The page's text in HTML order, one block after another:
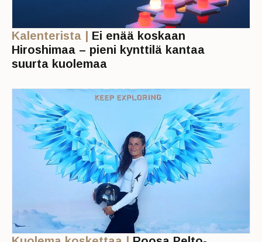
Kalenterista | Ei enää koskaan
Hiroshimaa – pieni kynttilä kantaa
suurta kuolemaa